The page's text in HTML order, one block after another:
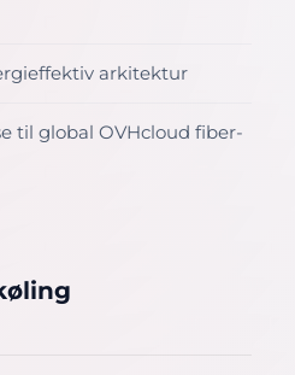
arkitektur
til global OVHcloud fiber-